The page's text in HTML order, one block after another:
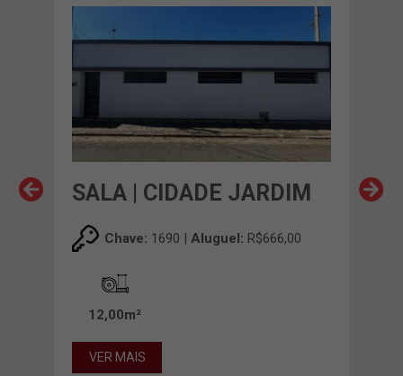
SALA | CIDADE JARDIM
Chave: 1690 | Aluguel: R$666,00
12,00m²
VER MAIS